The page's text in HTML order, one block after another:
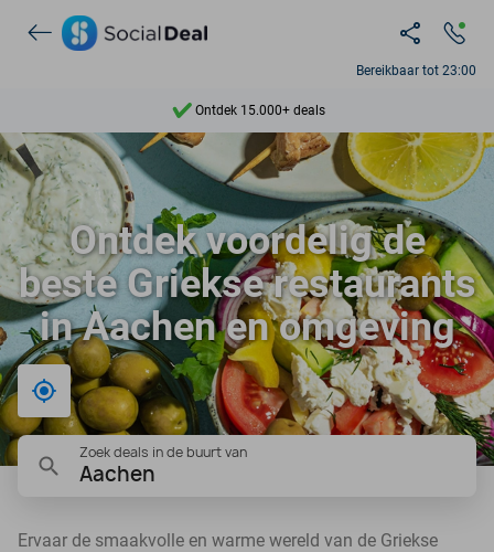
Bereikbaar tot 23:00
Ontdek 15.000+ deals
7 dagen per week beschikbaar
10+ miljoen leden
9,4
Ontdek 15.000+ deals
Ontdek voordelig de
beste Griekse restaurants
in Aachen en omgeving
Bij mij in de buurt
Zoek deals in de buurt van
Aachen
Ervaar de smaakvolle en warme wereld van de Griekse